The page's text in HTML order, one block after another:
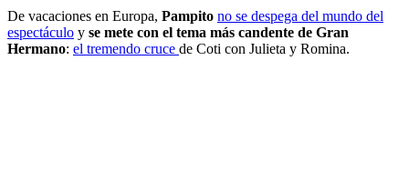
De vacaciones en Europa, Pampito no se despega del mundo del
espectáculo y se mete con el tema más candente de Gran
Hermano: el tremendo cruce de Coti con Julieta y Romina.